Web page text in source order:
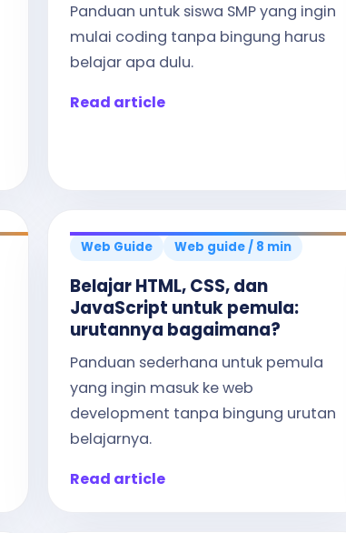
Panduan untuk siswa SMP yang ingin
mulai coding tanpa bingung harus
belajar apa dulu.
Read article
Web Guide Web guide / 8 min
Belajar HTML, CSS, dan
JavaScript untuk pemula:
urutannya bagaimana?
Panduan sederhana untuk pemula
yang ingin masuk ke web
development tanpa bingung urutan
belajarnya.
Read article